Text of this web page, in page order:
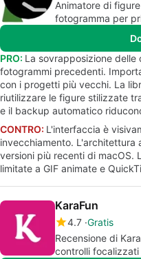
Animatore di
fotogramma per
PRO: La sovrapposizione
fotogrammi precedenti.
con i progetti più vecchi. La
riutilizzare le figure stilizzate
e il backup automatico
CONTRO: L'interfaccia è
invecchiamento. L'architettura
versioni più recenti di macOS.
limitate a GIF animate e
KaraFun
4.7 Gratis
Recensione di
controlli focalizzati